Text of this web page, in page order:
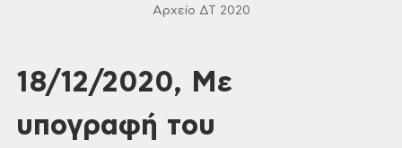
Αρχείο ΔΤ 2020
18/12/2020, Με
υπογραφή του